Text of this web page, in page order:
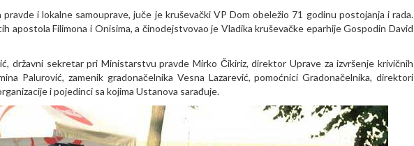
i lokalne samouprave, juče je kruševački VP Dom obeležio 71 godinu postojanja i rada.
apostola Filimona i Onisima, a činodejstvovao je Vladika kruševačke eparhije Gospodin David
državni sekretar pri Ministarstvu pravde Mirko Čikiriz, direktor Uprave za izvršenje krivičnih
Palurović, zamenik gradonačelnika Vesna Lazarević, pomoćnici Gradonačelnika, direktori
i pojedinci sa kojima Ustanova sarađuje.